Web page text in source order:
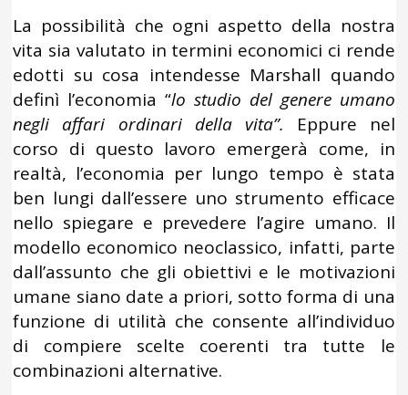
La possibilità che ogni aspetto della nostra
vita sia valutato in termini economici ci rende
edotti su cosa intendesse Marshall quando
definì l’economia “lo studio del genere umano
negli affari
ordinari della vita”. Eppure nel
corso di questo lavoro emergerà come, in
realtà, l’economia per lungo tempo è stata
ben lungi dall’essere uno strumento efficace
nello spiegare e prevedere l’agire umano. Il
modello economico neoclassico, infatti, parte
dall’assunto che gli obiettivi e le motivazioni
umane siano date a priori, sotto forma di una
funzione di utilità che consente all’individuo
di compiere scelte coerenti tra tutte le
combinazioni alternative.